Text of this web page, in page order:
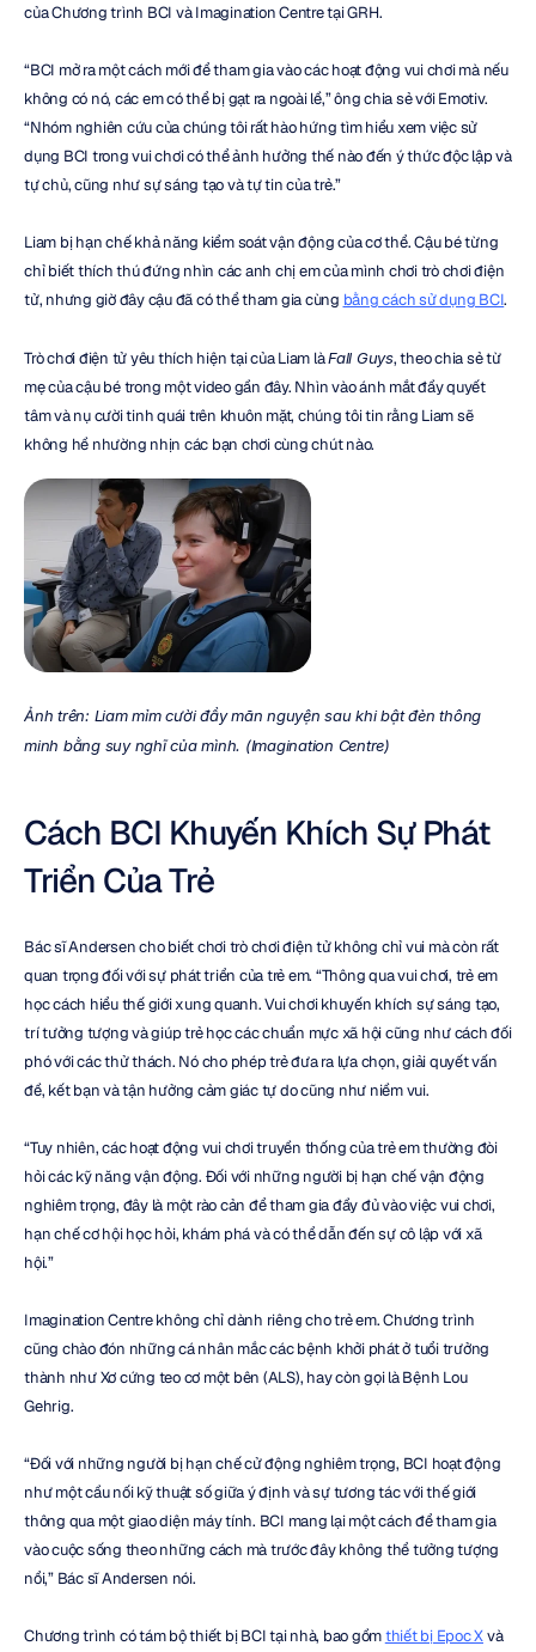
của Chương trình BCI và Imagination Centre tại GRH.
“BCI mở ra một cách mới để tham gia vào các hoạt động vui chơi mà nếu
không có nó, các em có thể bị gạt ra ngoài lề,” ông chia sẻ với Emotiv.
“Nhóm nghiên cứu của chúng tôi rất hào hứng tìm hiểu xem việc sử
dụng BCI trong vui chơi có thể ảnh hưởng thế nào đến ý thức độc lập và
tự chủ, cũng như sự sáng tạo và tự tin của trẻ.”
Liam bị hạn chế khả năng kiểm soát vận động của cơ thể. Cậu bé từng
chỉ biết thích thú đứng nhìn các anh chị em của mình chơi trò chơi điện
tử, nhưng giờ đây cậu đã có thể tham gia cùng bằng cách sử dụng BCI.
Trò chơi điện tử yêu thích hiện tại của Liam là Fall Guys, theo chia sẻ từ
mẹ của cậu bé trong một video gần đây. Nhìn vào ánh mắt đầy quyết
tâm và nụ cười tinh quái trên khuôn mặt, chúng tôi tin rằng Liam sẽ
không hề nhường nhịn các bạn chơi cùng chút nào.
Ảnh trên: Liam mỉm cười đầy mãn nguyện sau khi bật đèn thông
minh bằng suy nghĩ của mình. (Imagination Centre)
Cách BCI Khuyến Khích Sự Phát
Triển Của Trẻ
Bác sĩ Andersen cho biết chơi trò chơi điện tử không chỉ vui mà còn rất
quan trọng đối với sự phát triển của trẻ em. “Thông qua vui chơi, trẻ em
học cách hiểu thế giới xung quanh. Vui chơi khuyến khích sự sáng tạo,
trí tưởng tượng và giúp trẻ học các chuẩn mực xã hội cũng như cách đối
phó với các thử thách. Nó cho phép trẻ đưa ra lựa chọn, giải quyết vấn
đề, kết bạn và tận hưởng cảm giác tự do cũng như niềm vui.
“Tuy nhiên, các hoạt động vui chơi truyền thống của trẻ em thường đòi
hỏi các kỹ năng vận động. Đối với những người bị hạn chế vận động
nghiêm trọng, đây là một rào cản để tham gia đầy đủ vào việc vui chơi,
hạn chế cơ hội học hỏi, khám phá và có thể dẫn đến sự cô lập với xã
hội.”
Imagination Centre không chỉ dành riêng cho trẻ em. Chương trình
cũng chào đón những cá nhân mắc các bệnh khởi phát ở tuổi trưởng
thành như Xơ cứng teo cơ một bên (ALS), hay còn gọi là Bệnh Lou
Gehrig.
“Đối với những người bị hạn chế cử động nghiêm trọng, BCI hoạt động
như một cầu nối kỹ thuật số giữa ý định và sự tương tác với thế giới
thông qua một giao diện máy tính. BCI mang lại một cách để tham gia
vào cuộc sống theo những cách mà trước đây không thể tưởng tượng
nổi,” Bác sĩ Andersen nói.
Chương trình có tám bộ thiết bị BCI tại nhà, bao gồm thiết bị Epoc X và